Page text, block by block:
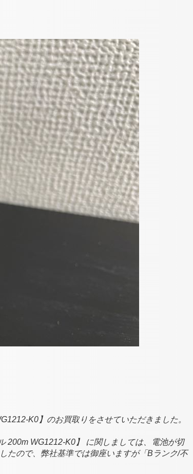
K0】のお買取りをさせていただきました。
200m WG1212-K0】 に関しましては、電池が切
たので、弊社基準では御座いますが「Bランク/不